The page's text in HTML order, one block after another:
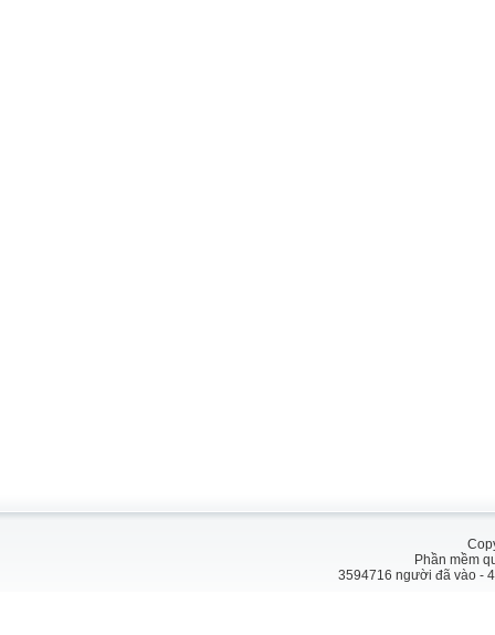
Phần mềm
3594716 người đã vào -